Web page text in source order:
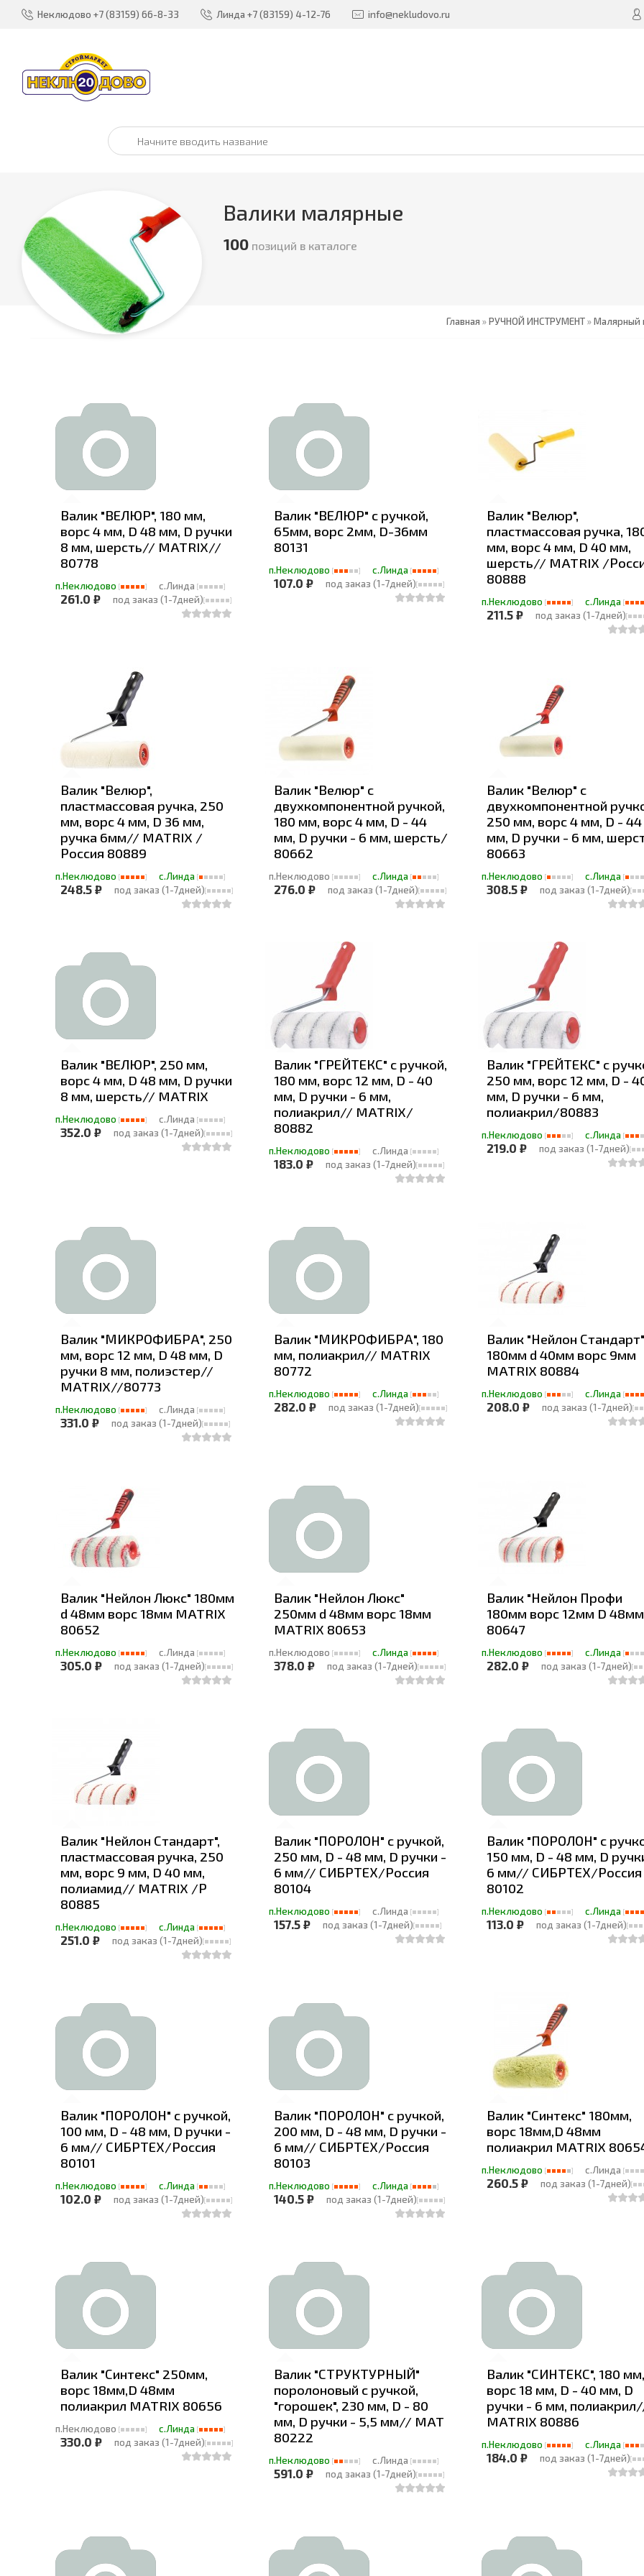
Неклюдово +7 (83159) 66-8-33 Линда +7 (83159) 4-12-76 info@nekludovo.ru
Валики малярные
100позиций в каталоге
Главная »РУЧНОЙ ИНСТРУМЕНТ»Малярный
Валик "ВЕЛЮР", 180 мм,
ворс 4 мм, D 48 мм, D ручки
8 мм, шерсть// MATRIX//
80778
п.Неклюдово
с.Линда
под заказ (1-7дней)
261.0 ₽
Валик "ВЕЛЮР" с ручкой,
65мм, ворс 2мм, D-36мм
80131
п.Неклюдово
с.Линда
под заказ (1-7дней)
107.0 ₽
Валик "Велюр",
пластмассовая ручка,
мм, ворс 4 мм, D 40 мм,
шерсть// MATRIX /
80888
п.Неклюдово
с.Линда
под заказ (1-7дней)
211.5 ₽
Валик "Велюр",
пластмассовая ручка, 250
мм, ворс 4 мм, D 36 мм,
ручка 6мм// MATRIX /
Россия 80889
п.Неклюдово
с.Линда
под заказ (1-7дней)
248.5 ₽
Валик "Велюр" с
двухкомпонентной ручкой,
180 мм, ворс 4 мм, D - 44
мм, D ручки - 6 мм, шерсть/
80662
п.Неклюдово
с.Линда
под заказ (1-7дней)
276.0 ₽
Валик "Велюр" с
двухкомпонентной
250 мм, ворс 4 мм, D - 44
мм, D ручки - 6 мм,
80663
п.Неклюдово
с.Линда
под заказ (1-7дней)
308.5 ₽
Валик "ВЕЛЮР", 250 мм,
ворс 4 мм, D 48 мм, D ручки
8 мм, шерсть// MATRIX
п.Неклюдово
с.Линда
под заказ (1-7дней)
352.0 ₽
Валик "ГРЕЙТЕКС" с ручкой,
180 мм, ворс 12 мм, D - 40
мм, D ручки - 6 мм,
полиакрил// MATRIX/
80882
п.Неклюдово
с.Линда
под заказ (1-7дней)
183.0 ₽
Валик "ГРЕЙТЕКС" с
250 мм, ворс 12 мм, D -
мм, D ручки - 6 мм,
полиакрил/80883
п.Неклюдово
с.Линда
под заказ (1-7дней)
219.0 ₽
Валик "МИКРОФИБРА", 250
мм, ворс 12 мм, D 48 мм, D
ручки 8 мм, полиэстер//
MATRIX//80773
п.Неклюдово
с.Линда
под заказ (1-7дней)
331.0 ₽
Валик "МИКРОФИБРА", 180
мм, полиакрил// MATRIX
80772
п.Неклюдово
с.Линда
под заказ (1-7дней)
282.0 ₽
Валик "Нейлон
180мм d 40мм ворс 9мм
MATRIX 80884
п.Неклюдово
с.Линда
под заказ (1-7дней)
208.0 ₽
Валик "Нейлон Люкс" 180мм
d 48мм ворс 18мм MATRIX
80652
п.Неклюдово
с.Линда
под заказ (1-7дней)
305.0 ₽
Валик "Нейлон Люкс"
250мм d 48мм ворс 18мм
MATRIX 80653
п.Неклюдово
с.Линда
под заказ (1-7дней)
378.0 ₽
Валик "Нейлон Профи
180мм ворс 12мм D 48мм
80647
п.Неклюдово
с.Линда
под заказ (1-7дней)
282.0 ₽
Валик "Нейлон Стандарт",
пластмассовая ручка, 250
мм, ворс 9 мм, D 40 мм,
полиамид// MATRIX /Р
80885
п.Неклюдово
с.Линда
под заказ (1-7дней)
251.0 ₽
Валик "ПОРОЛОН" с ручкой,
250 мм, D - 48 мм, D ручки -
6 мм// СИБРТЕХ/Россия
80104
п.Неклюдово
с.Линда
под заказ (1-7дней)
157.5 ₽
Валик "ПОРОЛОН" с
150 мм, D - 48 мм, D
6 мм// СИБРТЕХ/Россия
80102
п.Неклюдово
с.Линда
под заказ (1-7дней)
113.0 ₽
Валик "ПОРОЛОН" с ручкой,
100 мм, D - 48 мм, D ручки -
6 мм// СИБРТЕХ/Россия
80101
п.Неклюдово
с.Линда
под заказ (1-7дней)
102.0 ₽
Валик "ПОРОЛОН" с ручкой,
200 мм, D - 48 мм, D ручки -
6 мм// СИБРТЕХ/Россия
80103
п.Неклюдово
с.Линда
под заказ (1-7дней)
140.5 ₽
Валик "Синтекс" 180мм,
ворс 18мм,D 48мм
полиакрил MATRIX
п.Неклюдово
с.Линда
под заказ (1-7дней)
260.5 ₽
Валик "Синтекс" 250мм,
ворс 18мм,D 48мм
полиакрил MATRIX 80656
п.Неклюдово
с.Линда
под заказ (1-7дней)
330.0 ₽
Валик "СТРУКТУРНЫЙ"
поролоновый с ручкой,
"горошек", 230 мм, D - 80
мм, D ручки - 5,5 мм// MAT
80222
п.Неклюдово
с.Линда
под заказ (1-7дней)
591.0 ₽
Валик "СИНТЕКС", 180
ворс 18 мм, D - 40 мм, D
ручки - 6 мм,
MATRIX 80886
п.Неклюдово
с.Линда
под заказ (1-7дней)
184.0 ₽